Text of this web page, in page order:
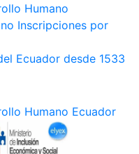
Humano
Inscripciones por
Ecuador desde 1533
Humano Ecuador